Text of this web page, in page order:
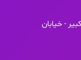
- خیابان